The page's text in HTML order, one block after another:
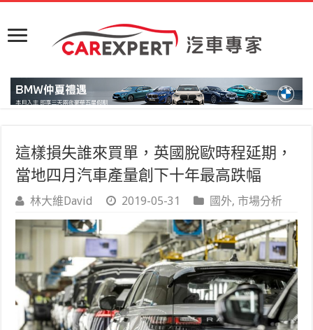
這樣損失誰來買單，英國脫歐時程延期，
當地四月汽車產量創下十年最高跌幅
林大維David 2019-05-31 國外, 市場分析